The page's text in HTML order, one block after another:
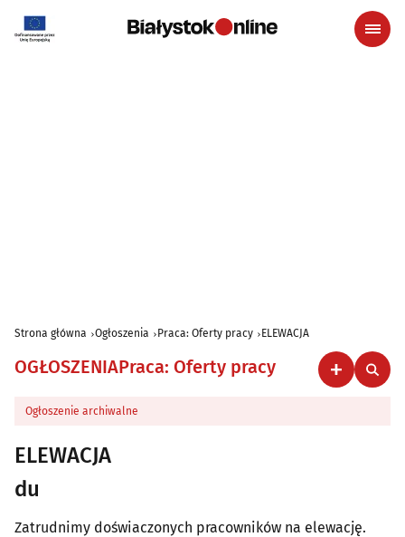
Strona główna Ogłoszenia Praca: Oferty pracy ELEWACJA
OGŁOSZENIAPraca: Oferty pracy
Ogłoszenie archiwalne
ELEWACJA
du
Zatrudnimy doświaczonych pracowników na elewację.